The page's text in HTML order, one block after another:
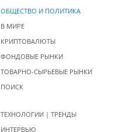
ОБЩЕСТВО И ПОЛИТИКА
В МИРЕ
КРИПТОВАЛЮТЫ
ФОНДОВЫЕ РЫНКИ
ТОВАРНО-СЫРЬЕВЫЕ РЫНКИ
ПОИСК
ТЕХНОЛОГИИ | ТРЕНДЫ
ИНТЕРВЬЮ